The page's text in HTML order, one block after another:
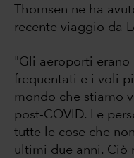
Thomsen ne ha
recente viaggio da
"Gli aeroporti
frequentati e i voli
mondo che stiamo
post-COVID. Le
tutte le cose che
ultimi due anni. Ciò